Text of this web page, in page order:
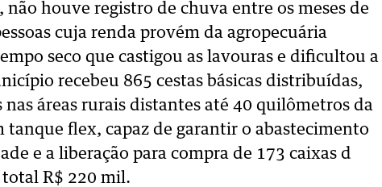
houve registro de chuva entre os meses de
cuja renda provém da agropecuária
seco que castigou as lavouras e dificultou a
recebeu 865 cestas básicas distribuídas,
áreas rurais distantes até 40 quilômetros da
tanque flex, capaz de garantir o abastecimento
e a liberação para compra de 173 caixas d
total R$ 220 mil.